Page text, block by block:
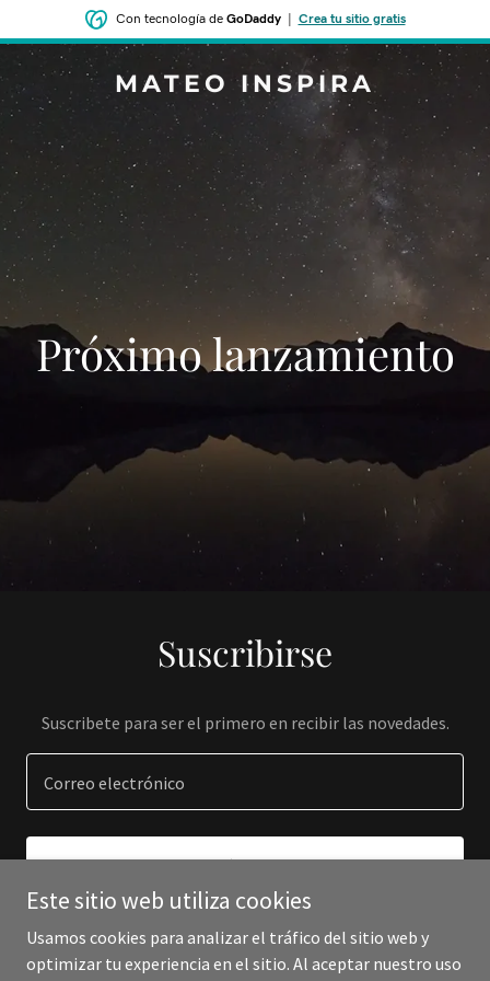
Con tecnología de GoDaddy| Crea tu sitio gratis
MATEO INSPIRA
‌‌Próximo lanzamiento
Suscribirse
Suscribete para ser el primero en recibir las novedades.
Correo electrónico
Este sitio web utiliza cookies
Usamos cookies para analizar el tráfico del sitio web y
optimizar tu experiencia en el sitio. Al aceptar nuestro uso